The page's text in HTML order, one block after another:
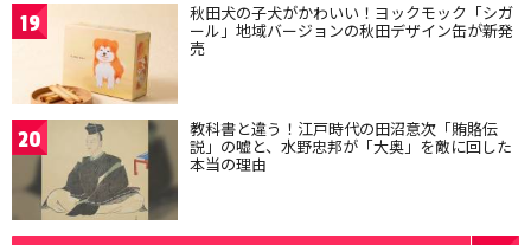
19 秋田犬の子犬がかわいい！ヨックモック「シガ
ール」地域バージョンの秋田デザイン缶が新発
売
20 教科書と違う！江戸時代の田沼意次「賄賂伝
説」の嘘と、水野忠邦が「大奥」を敵に回した
本当の理由